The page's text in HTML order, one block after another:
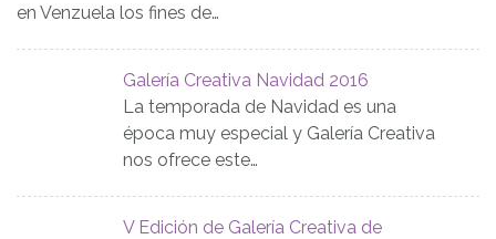
en Venzuela los fines de…
Galería Creativa Navidad 2016
La temporada de Navidad es una
época muy especial y Galería Creativa
nos ofrece este…
V Edición de Galería Creativa de